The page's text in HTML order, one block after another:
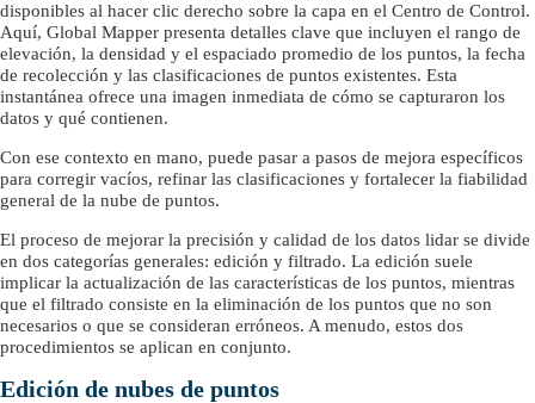
disponibles al hacer clic derecho sobre la capa en el Centro de Control.
Aquí, Global Mapper presenta detalles clave que incluyen el rango de
elevación, la densidad y el espaciado promedio de los puntos, la fecha
de recolección y las clasificaciones de puntos existentes. Esta
instantánea ofrece una imagen inmediata de cómo se capturaron los
datos y qué contienen.
Con ese contexto en mano, puede pasar a pasos de mejora específicos
para corregir vacíos, refinar las clasificaciones y fortalecer la fiabilidad
general de la nube de puntos.
El proceso de mejorar la precisión y calidad de los datos lidar se divide
en dos categorías generales: edición y filtrado. La edición suele
implicar la actualización de las características de los puntos, mientras
que el filtrado consiste en la eliminación de los puntos que no son
necesarios o que se consideran erróneos. A menudo, estos dos
procedimientos se aplican en conjunto.
Edición de nubes de puntos